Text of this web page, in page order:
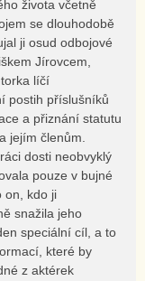
života včetně
se dlouhodobě
ji osud odbojové
Jírovcem,
líčí
postih příslušníků
a přiznání statutu
jejím členům.
dosti neobvyklý
pouze v bujné
on, kdo ji
snažila jeho
speciální cíl, a to
které by
z aktérek